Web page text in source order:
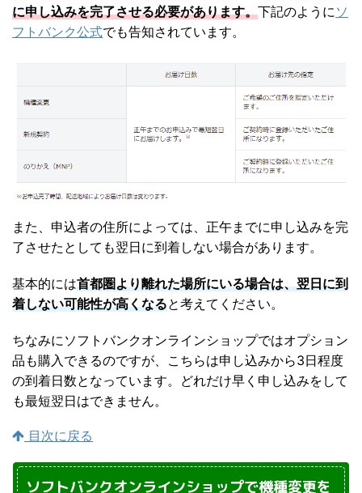
に申し込みを完了させる必要があります。下記のように ソ
フトバンク公式でも告知されています。
また、申込者の住所によっては、正午までに申し込みを完
了させたとしても翌日に到着しない場合があります。
基本的には首都圏より離れた場所にいる場合は、翌日に到
着しない可能性が高くなると考えてください。
ちなみにソフトバンクオンラインショップではオプション
品も購入できるのですが、こちらは申し込みから3日程度
の到着日数となっています。どれだけ早く申し込みをして
も最短翌日はできません。
目次に戻る
ソフトバンクオンラインショップで機種変更を